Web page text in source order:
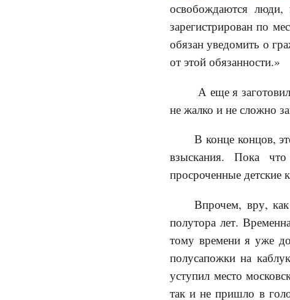
освобождаются
зарегистрирован по
обязан уведомить о
от этой обязанности.»
А еще я
не жалко и не сложно
В конце концов,
взыскания. Пока
просроченные детские
Впрочем, вру,
полутора лет.
тому времени я уже
полусапожки на
уступил место
так и не пришло в